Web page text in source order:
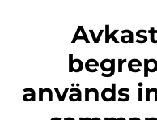
Avkastning är ett
används